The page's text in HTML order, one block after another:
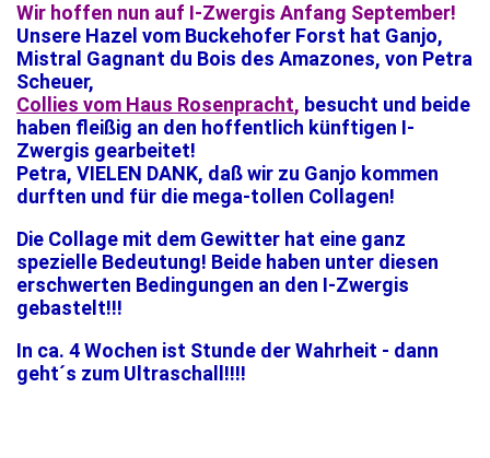
Wir hoffen nun auf I-Zwergis Anfang September!
Unsere Hazel vom Buckehofer Forst hat Ganjo,
Mistral Gagnant du Bois des Amazones, von Petra
Scheuer,
Collies vom Haus Rosenpracht, besucht und beide
haben fleißig an den hoffentlich künftigen I-
Zwergis gearbeitet!
Petra, VIELEN DANK, daß wir zu Ganjo kommen
durften und für die mega-tollen Collagen!
Die Collage mit dem Gewitter hat eine ganz
spezielle Bedeutung! Beide haben unter diesen
erschwerten Bedingungen an den I-Zwergis
gebastelt!!!
In ca. 4 Wochen ist Stunde der Wahrheit - dann
geht´s zum Ultraschall!!!!